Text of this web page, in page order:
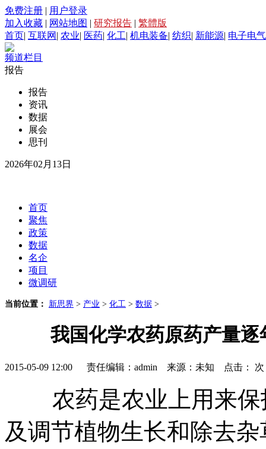
免费注册 | 用户登录
加入收藏 | 网站地图 | 研究报告 | 繁體版
首页| 互联网 | 农业| 医药| 化工| 机电装备| 纺织| 新能源| 电子电气
频道栏目
报告
报告
资讯
数据
展会
思刊
2026年02月13日
首页
聚焦
政策
数据
名企
项目
微调研
当前位置： 新思界 > 产业 > 化工 > 数据 >
我国化学农药原药产量逐
2015-05-09 12:00 责任编辑：admin 来源：未知 点击： 次
农药是农业上用来保
及调节植物生长和除去